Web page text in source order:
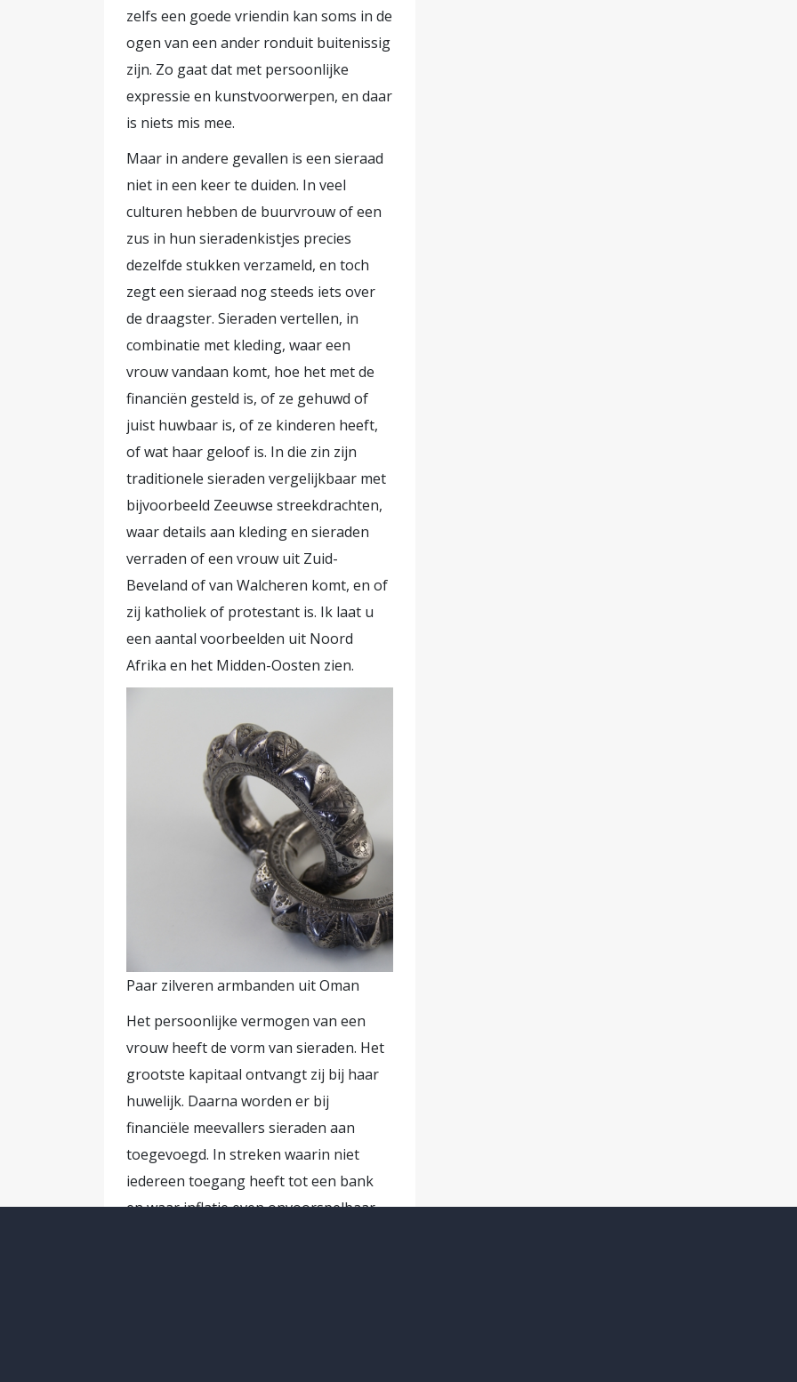
zelfs een goede vriendin kan soms in de
ogen van een ander ronduit buitenissig
zijn. Zo gaat dat met persoonlijke
expressie en kunstvoorwerpen, en daar
is niets mis mee.
Maar in andere gevallen is een sieraad
niet in een keer te duiden. In veel
culturen hebben de buurvrouw of een
zus in hun sieradenkistjes precies
dezelfde stukken verzameld, en toch
zegt een sieraad nog steeds iets over
de draagster. Sieraden vertellen, in
combinatie met kleding, waar een
vrouw vandaan komt, hoe het met de
financiën gesteld is, of ze gehuwd of
juist huwbaar is, of ze kinderen heeft,
of wat haar geloof is. In die zin zijn
traditionele sieraden vergelijkbaar met
bijvoorbeeld Zeeuwse streekdrachten,
waar details aan kleding en sieraden
verraden of een vrouw uit Zuid-
Beveland of van Walcheren komt, en of
zij katholiek of protestant is. Ik laat u
een aantal voorbeelden uit Noord
Afrika en het Midden-Oosten zien.
Paar zilveren armbanden uit Oman
Het persoonlijke vermogen van een
vrouw heeft de vorm van sieraden. Het
grootste kapitaal ontvangt zij bij haar
huwelijk. Daarna worden er bij
financiële meevallers sieraden aan
toegevoegd. In streken waarin niet
iedereen toegang heeft tot een bank
en waar inflatie even onvoorspelbaar